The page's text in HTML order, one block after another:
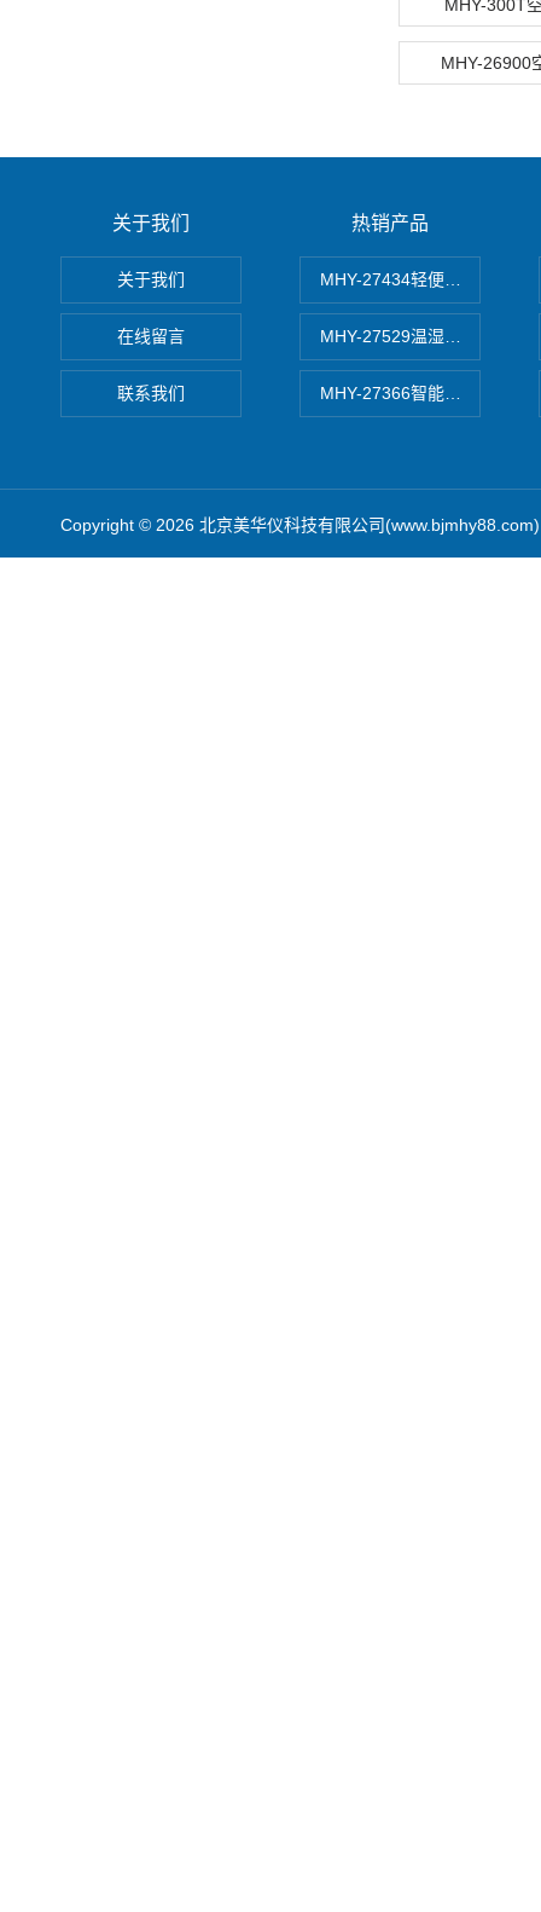
MHY-300T
MHY-26900
关于我们
关于我们
在线留言
联系我们
热销产品
MHY-27434轻便式自动水质
MHY-27529温湿度记录仪
MHY-27366智能数字微压计
Copyright © 2026 北京美华仪科技有限公司